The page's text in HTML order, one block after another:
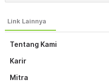
Tentang Kami
Karir
Mitra